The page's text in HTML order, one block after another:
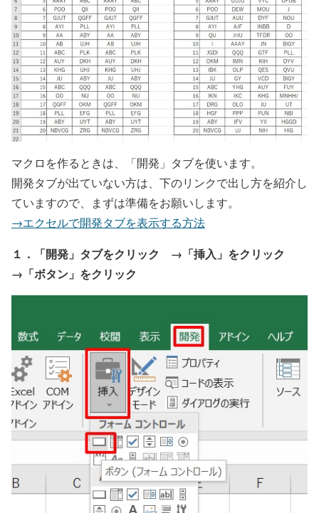
マクロを作るときは、「開発」タブを使います。
開発タブが出ていない方は、下のリンクで出し方を紹介し
ていますので、まずは準備をお願いします。
→エクセルで開発タブを表示する方法
１．「開発」タブをクリック →「挿入」をクリック
→「ボタン」をクリック